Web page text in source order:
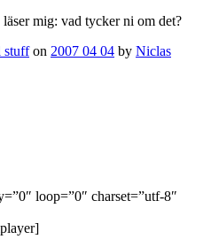
mig: vad tycker ni om det?
stuffon 2007 04 04 by Niclas
loop=”0″ charset=”utf-8″